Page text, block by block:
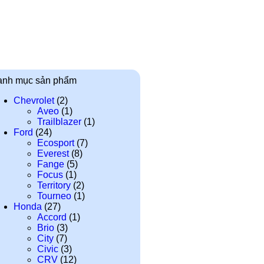
mục sản phẩm
Chevrolet (2)
Aveo (1)
Trailblazer (1)
Ford (24)
Ecosport (7)
Everest (8)
Fange (5)
Focus (1)
Territory (2)
Tourneo (1)
Honda (27)
Accord (1)
Brio (3)
City (7)
Civic (3)
CRV (12)